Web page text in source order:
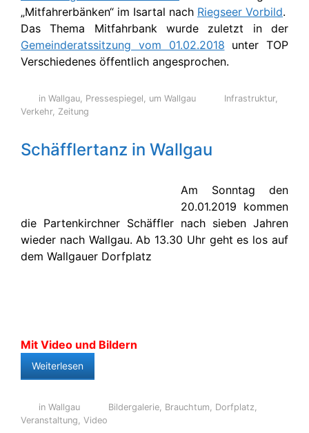
„Mitfahrerbänken“ im Isartal nach Riegseer Vorbild.
Das Thema Mitfahrbank wurde zuletzt in der
Gemeinderatssitzung vom 01.02.2018 unter TOP
Verschiedenes öffentlich angesprochen.
in Wallgau, Pressespiegel, um Wallgau Infrastruktur,
Verkehr, Zeitung
Schäfflertanz in Wallgau
Am Sonntag den
20.01.2019 kommen
die Partenkirchner Schäffler nach sieben Jahren
wieder nach Wallgau. Ab 13.30 Uhr geht es los auf
dem Wallgauer Dorfplatz
Mit Video und Bildern
Weiterlesen
in Wallgau Bildergalerie, Brauchtum, Dorfplatz,
Veranstaltung, Video